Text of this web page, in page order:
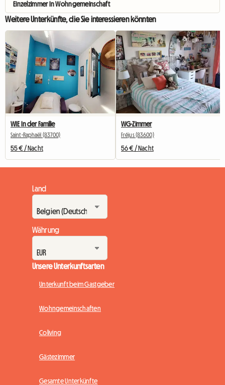
Einzelzimmer In Wohngemeinschaft
Weitere Unterkünfte, die Sie interessieren könnten
WIE In der Familie
Saint-Raphaël (83700)
55 € / Nacht
WG-Zimmer
Fréjus (83600)
56 € / Nacht
Land
Währung
Unsere Unterkunftsarten
Unterkunft beim Gastgeber
Wohngemeinschaften
Coliving
Gästezimmer
Gesamte Unterkünfte